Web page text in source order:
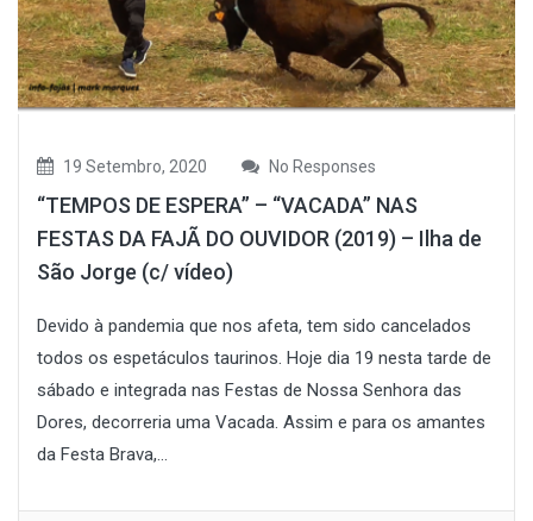
19 Setembro, 2020 No Responses
“TEMPOS DE ESPERA” – “VACADA” NAS
FESTAS DA FAJÃ DO OUVIDOR (2019) – Ilha de
São Jorge (c/ vídeo)
Devido à pandemia que nos afeta, tem sido cancelados
todos os espetáculos taurinos. Hoje dia 19 nesta tarde de
sábado e integrada nas Festas de Nossa Senhora das
Dores, decorreria uma Vacada. Assim e para os amantes
da Festa Brava,...